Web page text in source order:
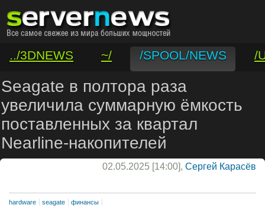
../3DNEWS ~/ /SPOOL/NEWS
/
/VAR/CONTACT
Seagate в полтора раза
увеличила суммарную ёмкость
поставленных за квартал
Nearline-накопителей
02.05.2025 [14:00], Сергей Карасёв
hardware seagate финансы